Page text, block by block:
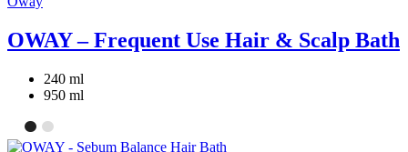
OWAY – Frequent Use Hair & Scalp Bath
240 ml
950 ml